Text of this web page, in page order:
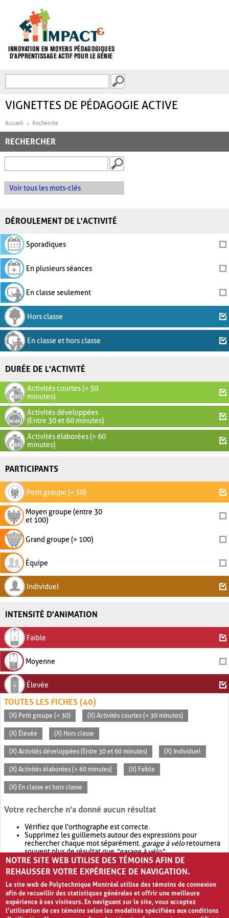
FORMULAIRE DE
VIGNETTES DE PÉDAGOGIE ACTIVE
Accueil Recherche
RECHERCHER
Voir tous les mots-clés
DÉROULEMENT DE L'ACTIVITÉ
Sporadiques
En plusieurs séances
En classe seulement
Hors classe
En classe et hors classe
DURÉE DE L'ACTIVITÉ
Activités courtes (< 30
minutes)
Activités développées
(Entre 30 et 60 minutes)
Activités élaborées (> 60
minutes)
PARTICIPANTS
Petit groupe (< 30)
Moyen groupe (entre 30
et 100)
Grand groupe (> 100)
Équipe
Individuel
INTENSITÉ D'ANIMATION
Faible
Moyenne
Élevée
TOUTES LES FICHES (40)
(X) Petit groupe (< 30) (X) Activités courtes (< 30 minutes)
(X) Élevée (X) Hors classe
(X) Activités développées (Entre 30 et 60 minutes) (X) Individuel
(X) Activités élaborées (> 60 minutes) (X) Faible
(X) En classe et hors classe
Votre recherche n'a donné aucun résultat
Vérifiez que l'orthographe est correcte.
Supprimez les guillemets autour des expressions pour
rechercher chaque mot séparément. garage à véloretournera
souvent plus de résultat que"garage à vélo".
Envisagez d'élargir votre recherche avec OR.garage OR vélo
retournera souvent plus de résultat quegarage à vélo
NOTRE SITE WEB UTILISE DES TÉMOINS AFIN DE
REHAUSSER VOTRE EXPÉRIENCE DE NAVIGATION.
Le site web de Polytechnique Montréal utilise des témoins de connexion
afin de recueillir des statistiques générales et offrir une meilleure
expérience à ses visiteurs. En naviguant sur le site, vous acceptez
l’utilisation de ces témoins selon les modalités spécifiées aux conditions